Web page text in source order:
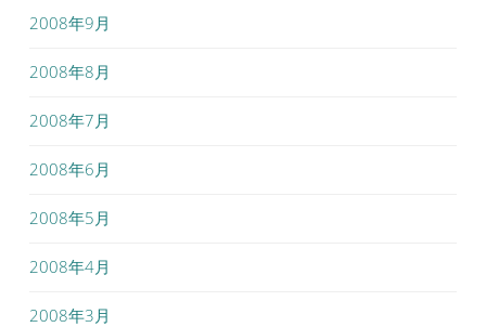
2008年9月
2008年8月
2008年7月
2008年6月
2008年5月
2008年4月
2008年3月